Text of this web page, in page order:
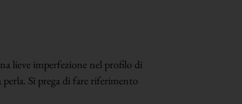
lieve imperfezione nel profilo di
Si prega di fare riferimento